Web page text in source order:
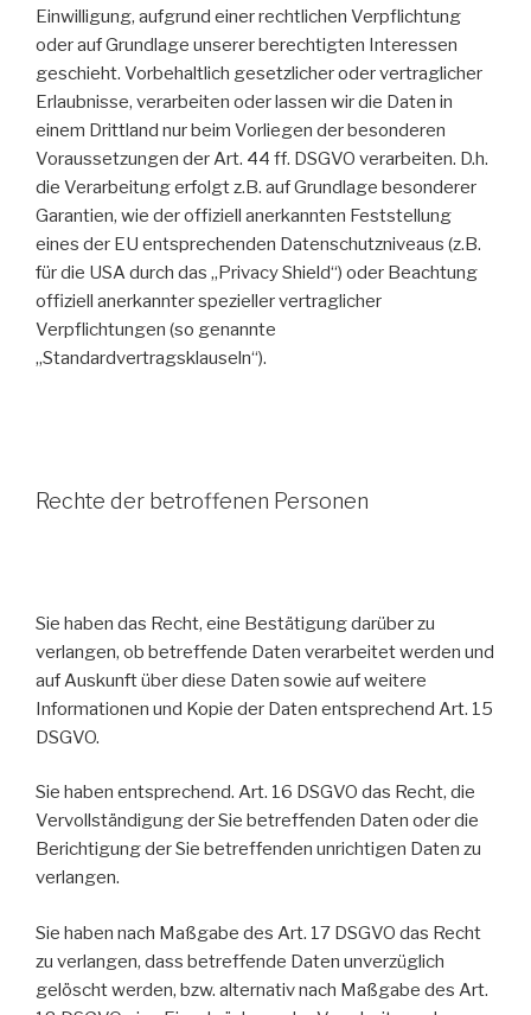
Einwilligung, aufgrund einer rechtlichen Verpflichtung
oder auf Grundlage unserer berechtigten Interessen
geschieht. Vorbehaltlich gesetzlicher oder vertraglicher
Erlaubnisse, verarbeiten oder lassen wir die Daten in
einem Drittland nur beim Vorliegen der besonderen
Voraussetzungen der Art. 44 ff. DSGVO verarbeiten. D.h.
die Verarbeitung erfolgt z.B. auf Grundlage besonderer
Garantien, wie der offiziell anerkannten Feststellung
eines der EU entsprechenden Datenschutzniveaus (z.B.
für die USA durch das „Privacy Shield“) oder Beachtung
offiziell anerkannter spezieller vertraglicher
Verpflichtungen (so genannte
„Standardvertragsklauseln“).
Rechte der betroffenen Personen
Sie haben das Recht, eine Bestätigung darüber zu
verlangen, ob betreffende Daten verarbeitet werden und
auf Auskunft über diese Daten sowie auf weitere
Informationen und Kopie der Daten entsprechend Art. 15
DSGVO.
Sie haben entsprechend. Art. 16 DSGVO das Recht, die
Vervollständigung der Sie betreffenden Daten oder die
Berichtigung der Sie betreffenden unrichtigen Daten zu
verlangen.
Sie haben nach Maßgabe des Art. 17 DSGVO das Recht
zu verlangen, dass betreffende Daten unverzüglich
gelöscht werden, bzw. alternativ nach Maßgabe des Art.